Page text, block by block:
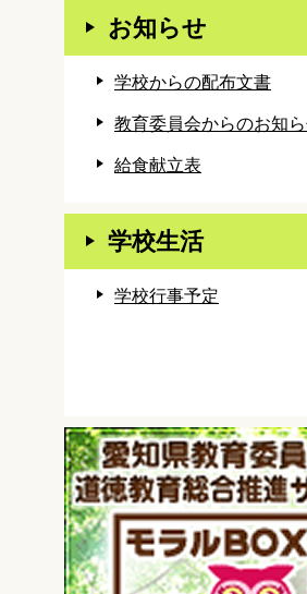
お知らせ
学校からの配布文書
教育委員会からのお知
給食献立表
学校生活
学校行事予定